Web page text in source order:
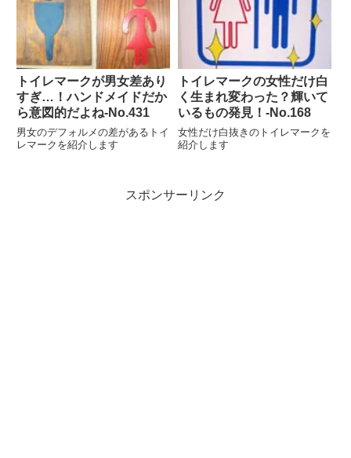
トイレマークが男女差あり
すぎ…！ハンドメイドだか
ら意図的だよね‐No.431
男女のデフォルメの差があるトイ
レマークを紹介します
トイレマークの女性だけ白
く生まれ変わった？輝いて
いるもの発見！-No.168
女性だけ白抜きのトイレマークを
紹介します
スポンサーリンク